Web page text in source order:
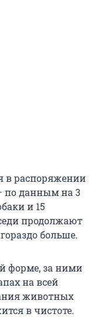
в распоряжении
по данным на 3
и 15
продолжают
больше.
форме, за ними
на всей
животных
в чистоте.